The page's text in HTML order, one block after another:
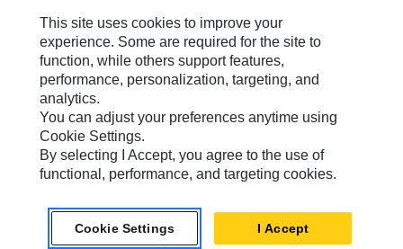
Le Mie Preferenze Di Marketing
Mappa Del Sito
Cookie Settings
Informazioni Legali
Tutela Della Privacy
Europe - Italian© 2026 Caterpillar. Tutti i diritti riservati.
This site uses cookies to improve your
experience. Some are required for the site to
function, while others support features,
performance, personalization, targeting, and
analytics.
You can adjust your preferences anytime using
Cookie Settings.
By selecting I Accept, you agree to the use of
functional, performance, and targeting cookies.
Cookie Settings I Accept